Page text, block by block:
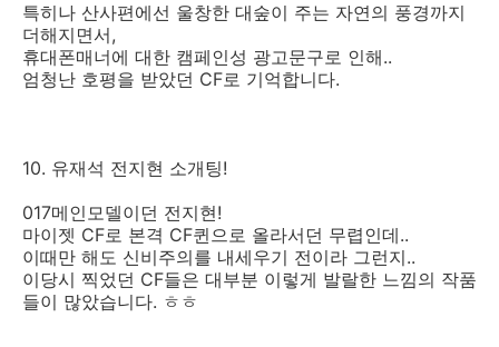
특히나 산사편에선 울창한 대숲이 주는 자연의 풍경까지
더해지면서,
휴대폰매너에 대한 캠페인성 광고문구로 인해..
엄청난 호평을 받았던 CF로 기억합니다.
10. 유재석 전지현 소개팅!
017메인모델이던 전지현!
마이젯 CF로 본격 CF퀸으로 올라서던 무렵인데..
이때만 해도 신비주의를 내세우기 전이라 그런지..
이당시 찍었던 CF들은 대부분 이렇게 발랄한 느낌의 작품
들이 많았습니다. ㅎㅎ